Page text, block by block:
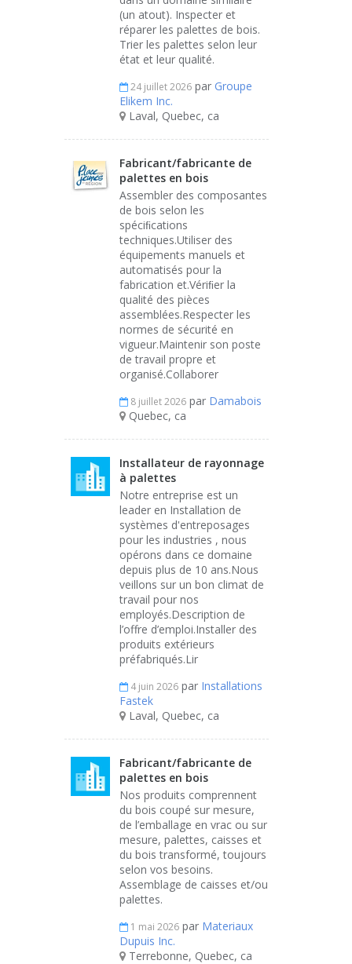
(un atout). Inspecter et
réparer les palettes de bois.
Trier les palettes selon leur
état et leur qualité.
24 juillet 2026 par Groupe
Elikem Inc.
Laval, Quebec, ca
Fabricant/fabricante de
palettes en bois
Assembler des composantes
de bois selon les
spéciﬁcations
techniques.Utiliser des
équipements manuels et
automatisés pour la
fabrication et.Vériﬁer la
qualité des pièces
assemblées.Respecter les
normes de sécurité en
vigueur.Maintenir son poste
de travail propre et
organisé.Collaborer
8 juillet 2026 par Damabois
Quebec, ca
Installateur de rayonnage
à palettes
Notre entreprise est un
leader en Installation de
systèmes d'entreposages
pour les industries , nous
opérons dans ce domaine
depuis plus de 10 ans.Nous
veillons sur un bon climat de
travail pour nos
employés.Description de
l’offre d’emploi.Installer des
produits extérieurs
préfabriqués.Lir
4 juin 2026 par Installations
Fastek
Laval, Quebec, ca
Fabricant/fabricante de
palettes en bois
Nos produits comprennent
du bois coupé sur mesure,
de l’emballage en vrac ou sur
mesure, palettes, caisses et
du bois transformé, toujours
selon vos besoins.
Assemblage de caisses et/ou
palettes.
1 mai 2026 par Materiaux
Dupuis Inc.
Terrebonne, Quebec, ca